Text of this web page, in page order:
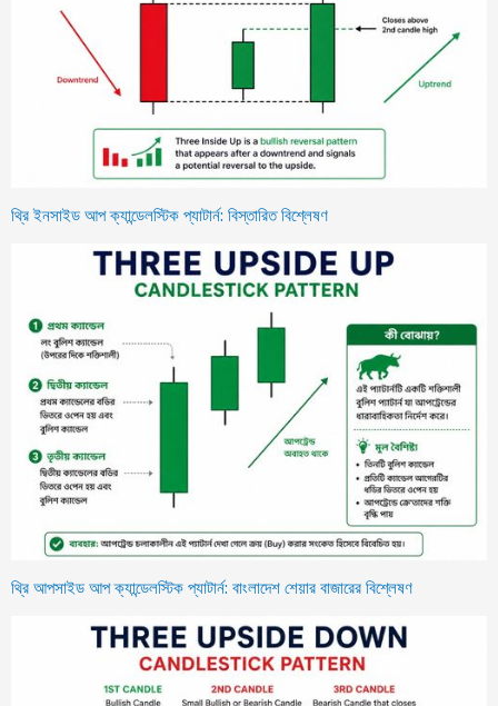
থ্রি ইনসাইড আপ ক্যান্ডেলস্টিক প্যাটার্ন: বিস্তারিত বিশ্লেষণ
থ্রি আপসাইড আপ ক্যান্ডেলস্টিক প্যাটার্ন: বাংলাদেশ শেয়ার বাজারের বিশ্লেষণ